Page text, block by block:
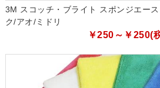
3M スコッチ・ブライト スポンジエー
ク/アオ/ミドリ
￥250～￥250(